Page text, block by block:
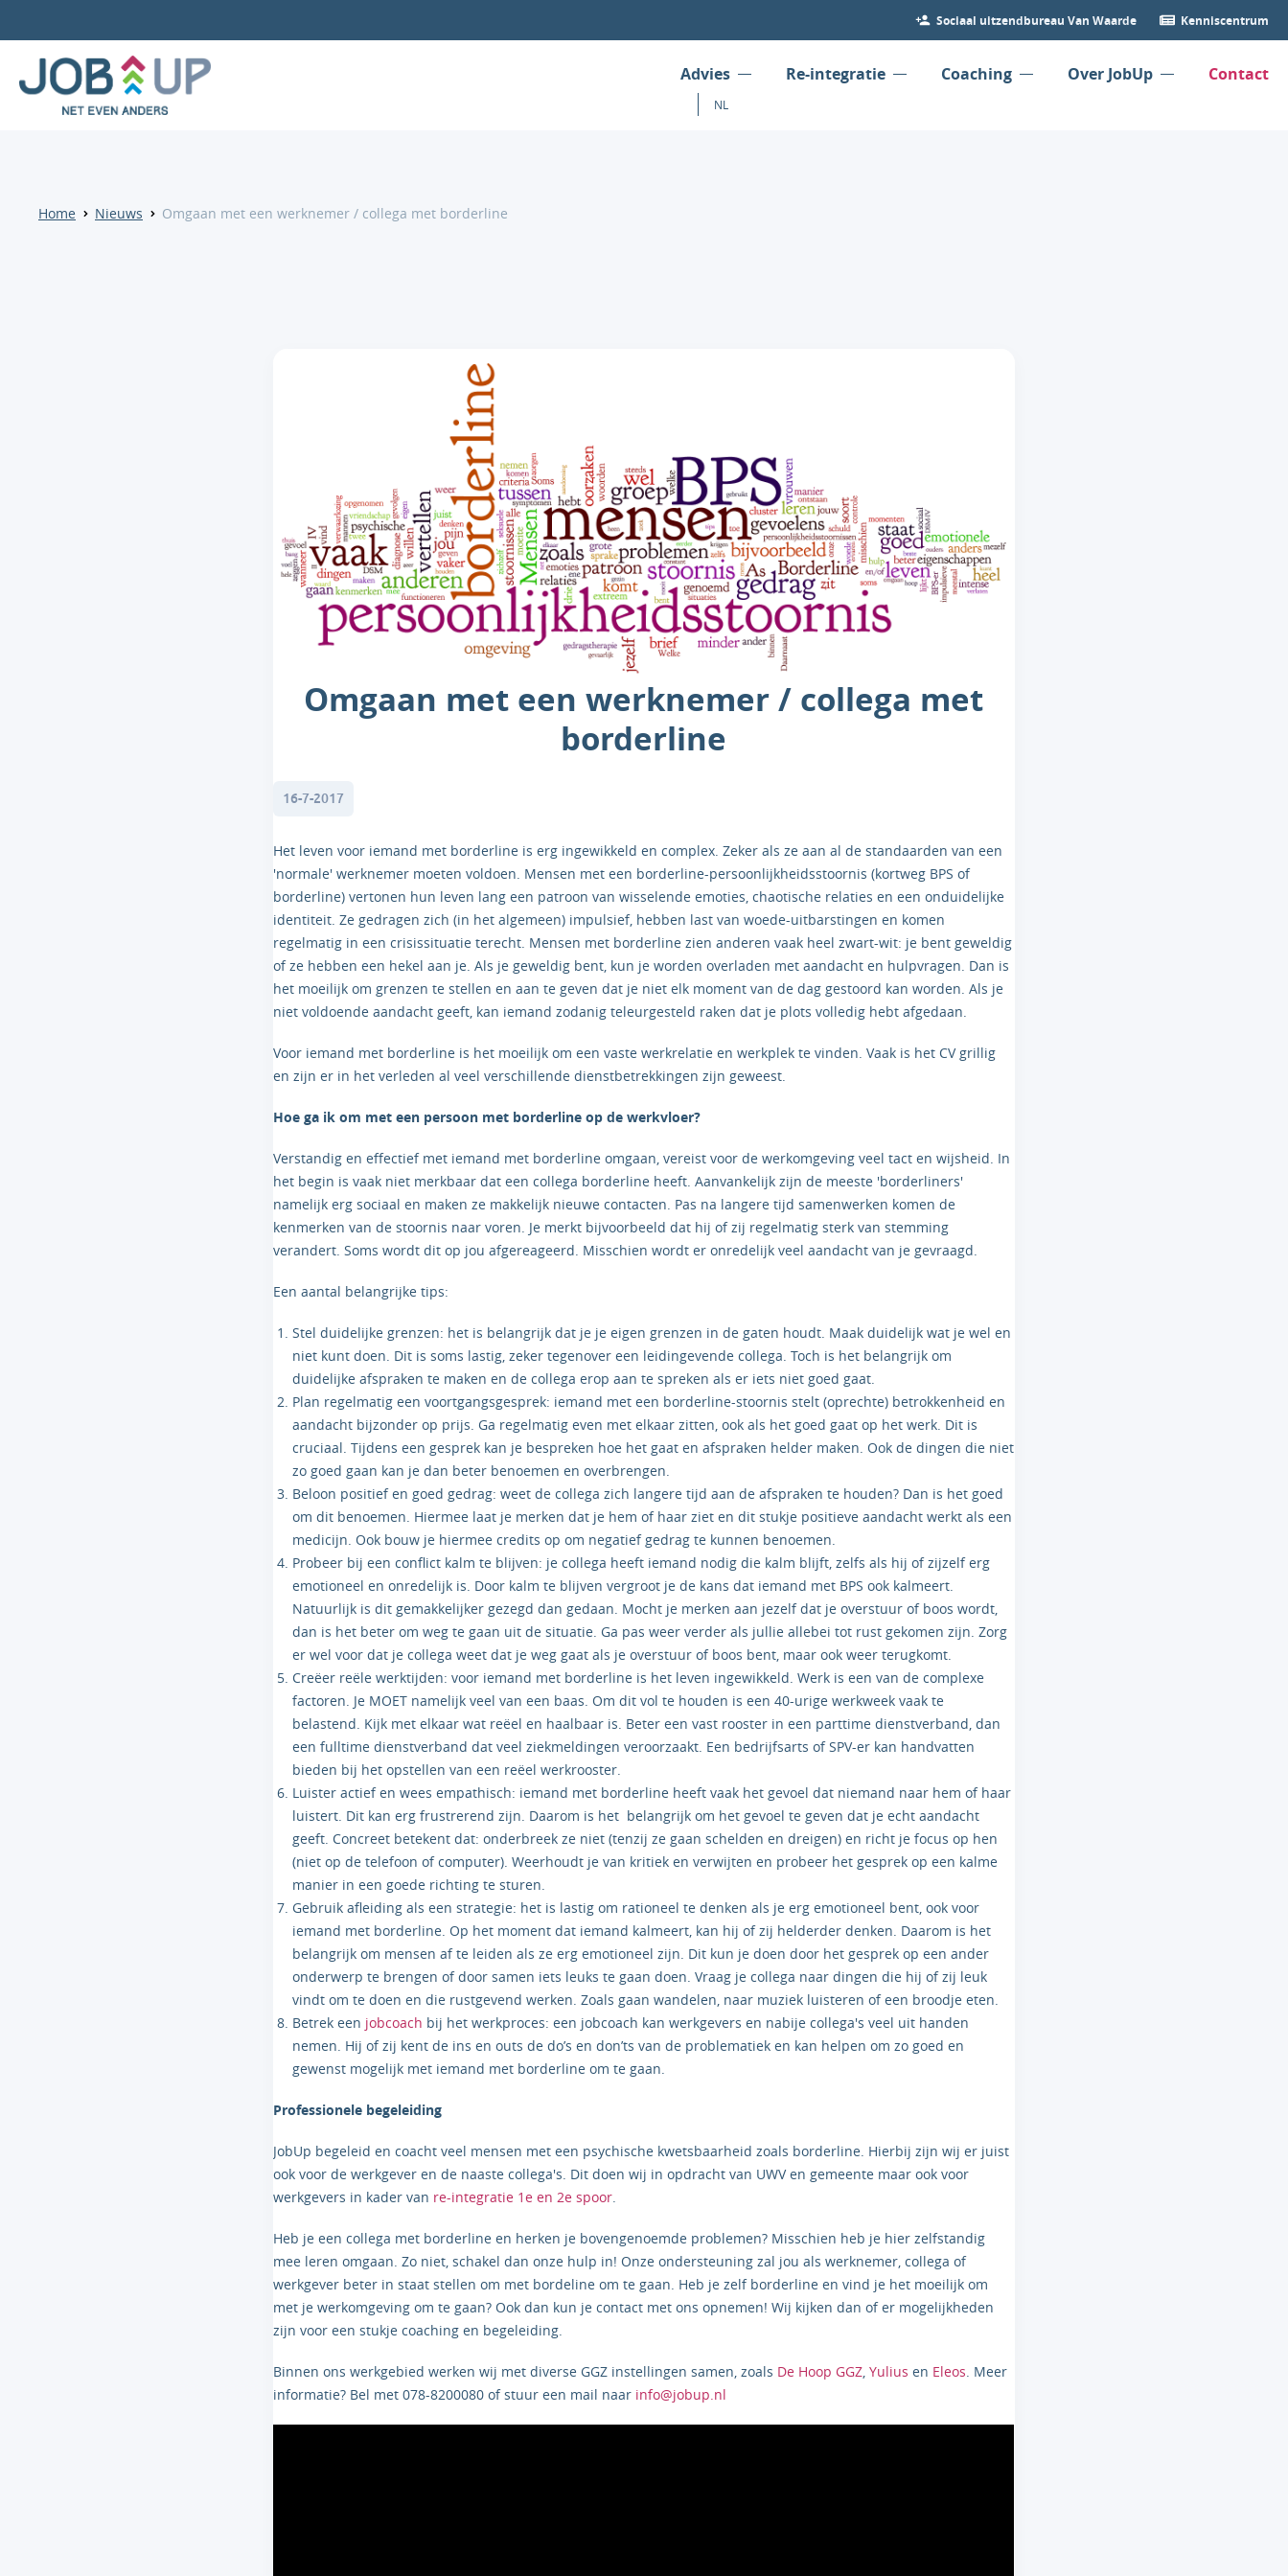
Sociaal uitzendbureau Van Waarde Kenniscentrum
Advies Re-integratie Coaching Over JobUp Contact
NL
Home Nieuws Omgaan met een werknemer / collega met borderline
Omgaan met een werknemer / collega met
borderline
16-7-2017
Het leven voor iemand met borderline is erg ingewikkeld en complex. Zeker als ze aan al de standaarden van een
'normale' werknemer moeten voldoen. Mensen met een borderline-persoonlijkheidsstoornis (kortweg BPS of
borderline) vertonen hun leven lang een patroon van wisselende emoties, chaotische relaties en een onduidelijke
identiteit. Ze gedragen zich (in het algemeen) impulsief, hebben last van woede-uitbarstingen en komen
regelmatig in een crisissituatie terecht. Mensen met borderline zien anderen vaak heel zwart-wit: je bent geweldig
of ze hebben een hekel aan je. Als je geweldig bent, kun je worden overladen met aandacht en hulpvragen. Dan is
het moeilijk om grenzen te stellen en aan te geven dat je niet elk moment van de dag gestoord kan worden. Als je
niet voldoende aandacht geeft, kan iemand zodanig teleurgesteld raken dat je plots volledig hebt afgedaan.
Voor iemand met borderline is het moeilijk om een vaste werkrelatie en werkplek te vinden. Vaak is het CV grillig
en zijn er in het verleden al veel verschillende dienstbetrekkingen zijn geweest.
Hoe ga ik om met een persoon met borderline op de werkvloer?
Verstandig en effectief met iemand met borderline omgaan, vereist voor de werkomgeving veel tact en wijsheid. In
het begin is vaak niet merkbaar dat een collega borderline heeft. Aanvankelijk zijn de meeste 'borderliners'
namelijk erg sociaal en maken ze makkelijk nieuwe contacten. Pas na langere tijd samenwerken komen de
kenmerken van de stoornis naar voren. Je merkt bijvoorbeeld dat hij of zij regelmatig sterk van stemming
verandert. Soms wordt dit op jou afgereageerd. Misschien wordt er onredelijk veel aandacht van je gevraagd.
Een aantal belangrijke tips:
Stel duidelijke grenzen: het is belangrijk dat je je eigen grenzen in de gaten houdt. Maak duidelijk wat je wel en
niet kunt doen. Dit is soms lastig, zeker tegenover een leidingevende collega. Toch is het belangrijk om
duidelijke afspraken te maken en de collega erop aan te spreken als er iets niet goed gaat.
Plan regelmatig een voortgangsgesprek: iemand met een borderline-stoornis stelt (oprechte) betrokkenheid en
aandacht bijzonder op prijs. Ga regelmatig even met elkaar zitten, ook als het goed gaat op het werk. Dit is
cruciaal. Tijdens een gesprek kan je bespreken hoe het gaat en afspraken helder maken. Ook de dingen die niet
zo goed gaan kan je dan beter benoemen en overbrengen.
Beloon positief en goed gedrag: weet de collega zich langere tijd aan de afspraken te houden? Dan is het goed
om dit benoemen. Hiermee laat je merken dat je hem of haar ziet en dit stukje positieve aandacht werkt als een
medicijn. Ook bouw je hiermee credits op om negatief gedrag te kunnen benoemen.
Probeer bij een conflict kalm te blijven: je collega heeft iemand nodig die kalm blijft, zelfs als hij of zijzelf erg
emotioneel en onredelijk is. Door kalm te blijven vergroot je de kans dat iemand met BPS ook kalmeert.
Natuurlijk is dit gemakkelijker gezegd dan gedaan. Mocht je merken aan jezelf dat je overstuur of boos wordt,
dan is het beter om weg te gaan uit de situatie. Ga pas weer verder als jullie allebei tot rust gekomen zijn. Zorg
er wel voor dat je collega weet dat je weg gaat als je overstuur of boos bent, maar ook weer terugkomt.
Creëer reële werktijden: voor iemand met borderline is het leven ingewikkeld. Werk is een van de complexe
factoren. Je MOET namelijk veel van een baas. Om dit vol te houden is een 40-urige werkweek vaak te
belastend. Kijk met elkaar wat reëel en haalbaar is. Beter een vast rooster in een parttime dienstverband, dan
een fulltime dienstverband dat veel ziekmeldingen veroorzaakt. Een bedrijfsarts of SPV-er kan handvatten
bieden bij het opstellen van een reëel werkrooster.
Luister actief en wees empathisch: iemand met borderline heeft vaak het gevoel dat niemand naar hem of haar
luistert. Dit kan erg frustrerend zijn. Daarom is het belangrijk om het gevoel te geven dat je echt aandacht
geeft. Concreet betekent dat: onderbreek ze niet (tenzij ze gaan schelden en dreigen) en richt je focus op hen
(niet op de telefoon of computer). Weerhoudt je van kritiek en verwijten en probeer het gesprek op een kalme
manier in een goede richting te sturen.
Gebruik afleiding als een strategie: het is lastig om rationeel te denken als je erg emotioneel bent, ook voor
iemand met borderline. Op het moment dat iemand kalmeert, kan hij of zij helderder denken. Daarom is het
belangrijk om mensen af te leiden als ze erg emotioneel zijn. Dit kun je doen door het gesprek op een ander
onderwerp te brengen of door samen iets leuks te gaan doen. Vraag je collega naar dingen die hij of zij leuk
vindt om te doen en die rustgevend werken. Zoals gaan wandelen, naar muziek luisteren of een broodje eten.
Betrek een jobcoach bij het werkproces: een jobcoach kan werkgevers en nabije collega's veel uit handen
nemen. Hij of zij kent de ins en outs de do’s en don’ts van de problematiek en kan helpen om zo goed en
gewenst mogelijk met iemand met borderline om te gaan.
Professionele begeleiding
JobUp begeleid en coacht veel mensen met een psychische kwetsbaarheid zoals borderline. Hierbij zijn wij er juist
ook voor de werkgever en de naaste collega's. Dit doen wij in opdracht van UWV en gemeente maar ook voor
werkgevers in kader van re-integratie 1e en 2e spoor
Heb je een collega met borderline en herken je bovengenoemde problemen? Misschien heb je hier zelfstandig
mee leren omgaan. Zo niet, schakel dan onze hulp in! Onze ondersteuning zal jou als werknemer, collega of
werkgever beter in staat stellen om met bordeline om te gaan. Heb je zelf borderline en vind je het moeilijk om
met je werkomgeving om te gaan? Ook dan kun je contact met ons opnemen! Wij kijken dan of er mogelijkheden
zijn voor een stukje coaching en begeleiding.
Binnen ons werkgebied werken wij met diverse GGZ instellingen samen, zoals De Hoop GGZ ,Yulius en Eleos . Meer
informatie? Bel met 078-8200080 of stuur een mail naar info@jobup.nl